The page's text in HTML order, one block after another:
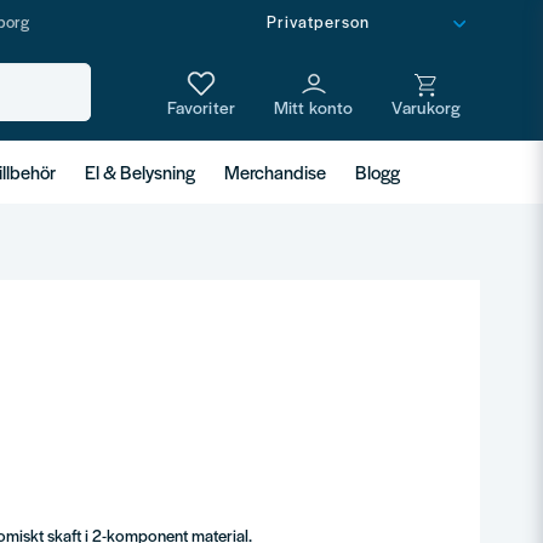
El & Belysning Merchandise Blogg
skaft i 2-komponent material.